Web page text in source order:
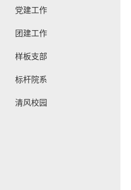
党建工作
团建工作
样板支部
标杆院系
清风校园